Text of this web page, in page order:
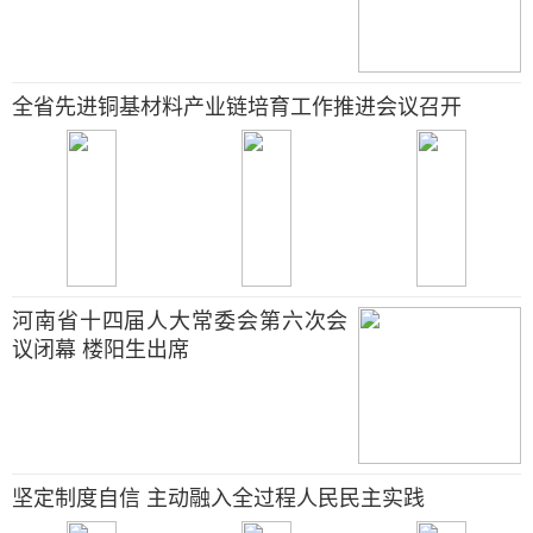
全省先进铜基材料产业链培育工作推进会议召开
河南省十四届人大常委会第六次会
议闭幕 楼阳生出席
坚定制度自信 主动融入全过程人民民主实践